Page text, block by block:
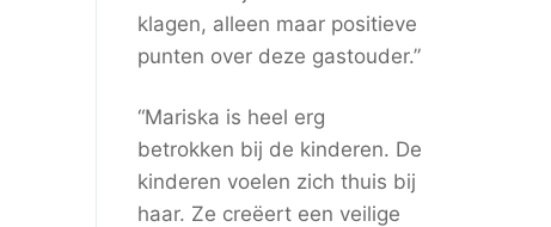
klagen, alleen maar positieve
punten over deze gastouder.”
“Mariska is heel erg
betrokken bij de kinderen. De
kinderen voelen zich thuis bij
haar. Ze creëert een veilige